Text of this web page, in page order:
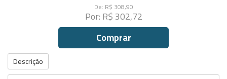
De: R$ 308,90
Por: R$ 302,72
Comprar
Descrição